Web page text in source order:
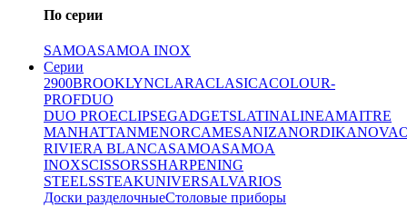
По серии
SAMOASAMOA INOX
Серии
2900BROOKLYNCLARACLASICACOLOUR-
PROFDUO
DUO PROECLIPSEGADGETSLATINALINEAMAITRE
MANHATTANMENORCAMESANIZANORDIKANOVA
RIVIERA BLANCASAMOASAMOA
INOXSCISSORSSHARPENING
STEELSSTEAKUNIVERSALVARIOS
Доски разделочныеСтоловые приборы